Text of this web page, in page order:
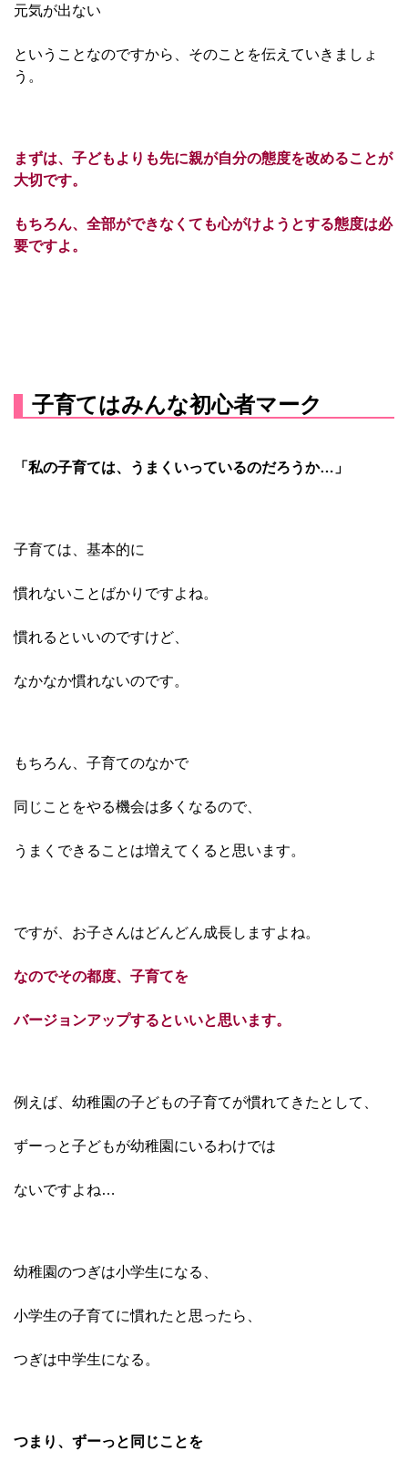
元気が出ない
ということなのですから、そのことを伝えていきましょ
う。
まずは、子どもよりも先に親が自分の態度を改めることが
大切です。
もちろん、全部ができなくても心がけようとする態度は必
要ですよ。
子育てはみんな初心者マーク
「私の子育ては、 うまくいっているのだろうか…」
子育ては、基本的に
慣れないことばかりですよね。
慣れるといいのですけど、
なかなか慣れないのです。
もちろん、子育てのなかで
同じことをやる機会は多くなるので、
うまくできることは増えてくると思います。
ですが、お子さんはどんどん成長しますよね。
なのでその都度、子育てを
バージョンアップするといいと思います。
例えば、幼稚園の子どもの子育てが慣れてきたとして、
ずーっと子どもが幼稚園にいるわけでは
ないですよね…
幼稚園のつぎは小学生になる、
小学生の子育てに慣れたと 思ったら、
つぎは中学生になる。
つまり、ずーっと同じことを